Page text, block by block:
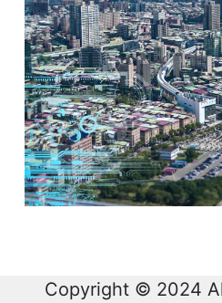
Copyright © 2024